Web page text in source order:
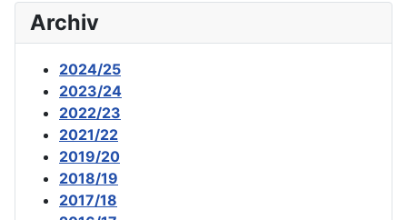
Archiv
2024/25
2023/24
2022/23
2021/22
2019/20
2018/19
2017/18